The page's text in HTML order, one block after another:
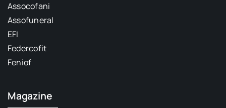
Assocofani
Assofuneral
EFI
Federcofit
Feniof
Magazine